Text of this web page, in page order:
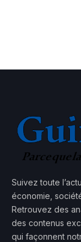
Suivez toute
économie,
Retrouvez des
des contenus
qui façonnent